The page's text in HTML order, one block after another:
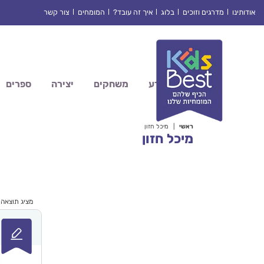
אודותינו מדרגים וזוכים בלוג איך זה עובד? המומחים צור קשר
מדע משחקים יצירה ספרים
ראשי מיכל חזון
מיכל חזון
מציג